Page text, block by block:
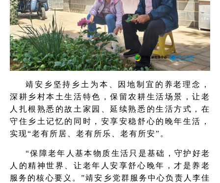
靖安乡坚持乡土为本、因地制宜的养老理念，
深耕乡村本土生活特色，保留农耕生活场景，让老
人扎根熟悉的故土家园、延续熟悉的生活方式，在
守住乡土记忆的同时，安享安稳舒心的晚年生活，
实现“老有所居、老有所乐、老有所安”。
“保障老年人基本物质生活只是基础，守护好老
人的精神世界、让老年人安享舒心晚年，才是养老
服务的核心要义。”靖安乡党群服务中心负责人李佳